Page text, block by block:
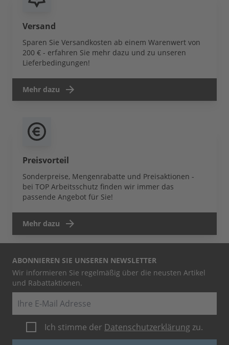
Versand
Sparen Sie Versandkosten ab einem Warenwert von
200 € - erfahren Sie mehr dazu und zu unseren
Lieferbedingungen!
Mehr dazu
Preisvorteil
Sonderpreise, Mengenrabatte und Preisaktionen -
bei TOP Arbeitsschutz finden wir immer das
passende Angebot für Sie!
Mehr dazu
ABONNIEREN SIE UNSEREN NEWSLETTER
Wir informieren Sie regelmäßig über die neusten Artikel
und Rabattaktionen.
Ich stimme der Datenschutzerklärung zu.